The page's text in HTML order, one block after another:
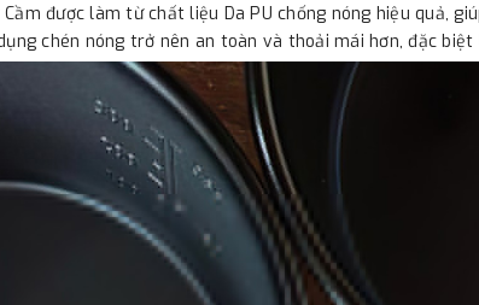
Cầm được làm từ chất liệu Da PU chống nóng hiệu quả,
chén nóng trở nên an toàn và thoải mái hơn, đặc